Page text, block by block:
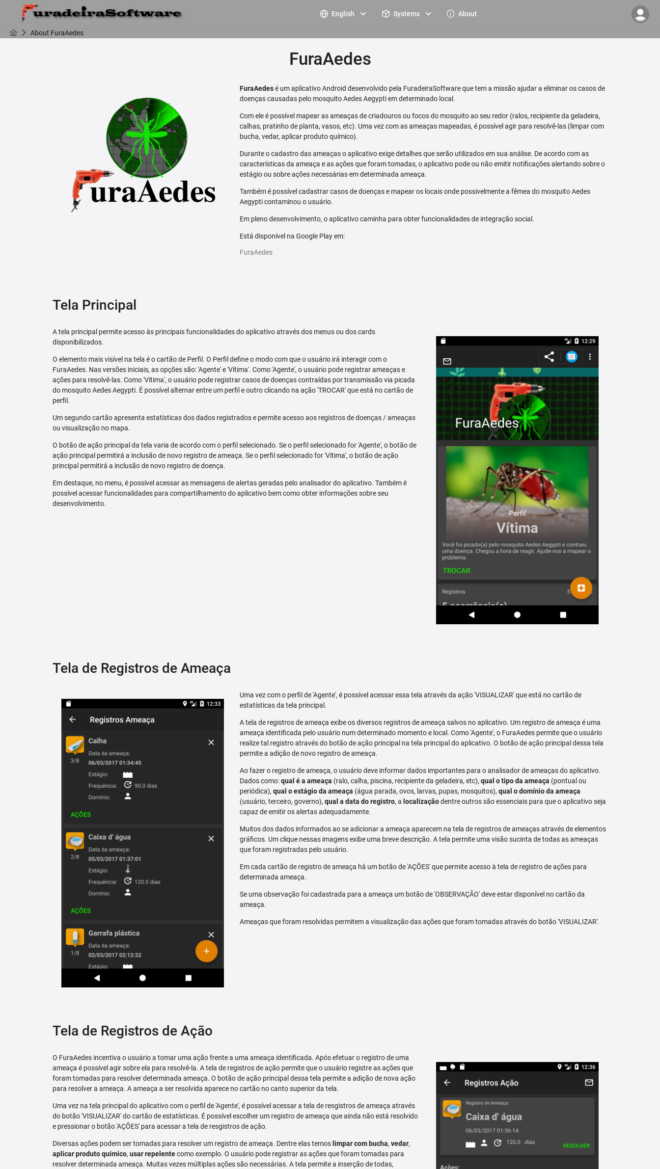
English Systems About
About FuraAedes
FuraAedes
FuraAedesé um aplicativo Android desenvolvido pela FuradeiraSoftware que tem a missão ajudar a eliminar os casos de
doenças causadas pelo mosquito Aedes Aegypti em determinado local.
Com ele é possível mapear as ameaças de criadouros ou focos do mosquito ao seu redor (ralos, recipiente da geladeira,
calhas, pratinho de planta, vasos, etc). Uma vez com as ameaças mapeadas, é possível agir para resolvê-las (limpar com
bucha, vedar, aplicar produto químico).
Durante o cadastro das ameaças o aplicativo exige detalhes que serão utilizados em sua análise. De acordo com as
características da ameaça e as ações que foram tomadas, o aplicativo pode ou não emitir notificações alertando sobre o
estágio ou sobre ações necessárias em determinada ameaça.
Também é possível cadastrar casos de doenças e mapear os locais onde possivelmente a fêmea do mosquito Aedes
Aegypti contaminou o usuário.
Em pleno desenvolvimento, o aplicativo caminha para obter funcionalidades de integração social.
Está disponível na Google Play em:
FuraAedes
Tela Principal
A tela principal permite acesso às principais funcionalidades do aplicativo através dos menus ou dos cards
disponibilizados.
O elemento mais visível na tela é o cartão de Perfil. O Perfil define o modo com que o usuário irá interagir com o
FuraAedes. Nas versões iniciais, as opções são: 'Agente' e 'Vítima'. Como 'Agente', o usuário pode registrar ameaças e
ações para resolvê-las. Como 'Vítima', o usuário pode registrar casos de doenças contraídas por transmissão via picada
do mosquito Aedes Aegypti. É possível alternar entre um perfil e outro clicando na ação 'TROCAR' que está no cartão de
perfil.
Um segundo cartão apresenta estatísticas dos dados registrados e permite acesso aos registros de doenças / ameaças
ou visualização no mapa.
O botão de ação principal da tela varia de acordo com o perfil selecionado. Se o perfil selecionado for 'Agente', o botão de
ação principal permitirá a inclusão de novo registro de ameaça. Se o perfil selecionado for 'Vítima', o botão de ação
principal permitirá a inclusão de novo registro de doença.
Em destaque, no menu, é possível acessar as mensagens de alertas geradas pelo analisador do aplicativo. Também é
possível acessar funcionalidades para compartilhamento do aplicativo bem como obter informações sobre seu
desenvolvimento.
Tela de Registros de Ameaça
Uma vez com o perfil de 'Agente', é possível acessar essa tela através da ação 'VISUALIZAR' que está no cartão de
estatísticas da tela principal.
A tela de registros de ameaça exibe os diversos registros de ameaça salvos no aplicativo. Um registro de ameaça é uma
ameaça identificada pelo usuário num determinado momento e local. Como 'Agente', o FuraAedes permite que o usuário
realize tal registro através do botão de ação principal na tela principal do aplicativo. O botão de ação principal dessa tela
permite a adição de novo registro de ameaça.
Ao fazer o registro de ameaça, o usuário deve informar dados importantes para o analisador de ameaças do aplicativo.
Dados como:qual é a ameaça (ralo, calha, piscina, recipiente da geladeira, etc),qual o tipo da ameaça (pontual ou
periódica),qual o estágio da ameaça (água parada, ovos, larvas, pupas, mosquitos),qual o domínio da ameaça
(usuário, terceiro, governo),qual a data do registro, a localizaçãodentre outros são essenciais para que o aplicativo seja
capaz de emitir os alertas adequadamente.
Muitos dos dados informados ao se adicionar a ameaça aparecem na tela de registros de ameaças através de elementos
gráficos. Um clique nessas imagens exibe uma breve descrição. A tela permite uma visão sucinta de todas as ameaças
que foram registradas pelo usuário.
Em cada cartão de registro de ameaça há um botão de 'AÇÕES' que permite acesso à tela de registro de ações para
determinada ameaça.
Se uma observação foi cadastrada para a ameaça um botão de 'OBSERVAÇÃO' deve estar disponível no cartão da
ameaça.
Ameaças que foram resolvidas permitem a visualização das ações que foram tomadas através do botão 'VISUALIZAR'.
Tela de Registros de Ação
O FuraAedes incentiva o usuário a tomar uma ação frente a uma ameaça identificada. Após efetuar o registro de uma
ameaça é possível agir sobre ela para resolvê-la. A tela de registros de ação permite que o usuário registre as ações que
foram tomadas para resolver determinada ameaça. O botão de ação principal dessa tela permite a adição de nova ação
para resolver a ameaça. A ameaça a ser resolvida aparece no cartão no canto superior da tela.
Uma vez na tela principal do aplicativo com o perfil de 'Agente', é possível acessar a tela de resgistros de ameaça através
do botão 'VISUALIZAR' do cartão de estatísticas. É possível escolher um registro de ameaça que ainda não está resolvido
e pressionar o botão 'AÇÕES' para acessar a tela de resgistros de ação.
Diversas ações podem ser tomadas para resolver um registro de ameaça. Dentre elas temos limpar com bucha, vedar,
aplicar produto químico, usar repelentecomo exemplo. O usuário pode registrar as ações que foram tomadas para
resolver determinada ameaça. Muitas vezes múltiplas ações são necessárias. A tela permite a inserção de todas,